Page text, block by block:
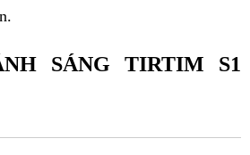
SÁNG TIRTIM S1